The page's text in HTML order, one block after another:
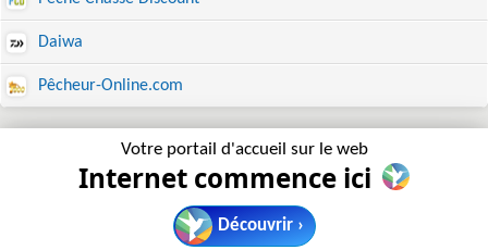
Daiwa
Pêcheur-Online.com
Votre portail d'accueil sur le web
Internet commence ici
Découvrir ›